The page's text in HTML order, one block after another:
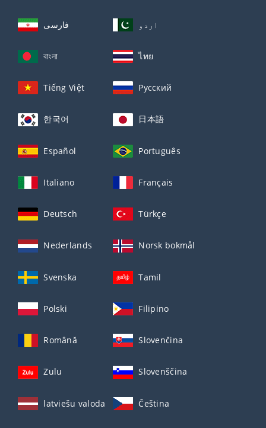
فارسی اردو
বাংলা ไทย
Tiếng Việt Русский
한국어 日本語
Español Português
Italiano Français
Deutsch Türkçe
Nederlands Norsk bokmål
Svenska Tamil
Polski Filipino
Română Slovenčina
Zulu Slovenščina
latviešu valoda Čeština